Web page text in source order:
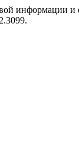
информации и